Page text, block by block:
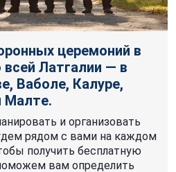
церемоний в
всей Латгалии — в
Ваболе, Калуpe,
Мaлтe.
и организовать
рядом с вами на каждом
получить бесплатную
вам определить